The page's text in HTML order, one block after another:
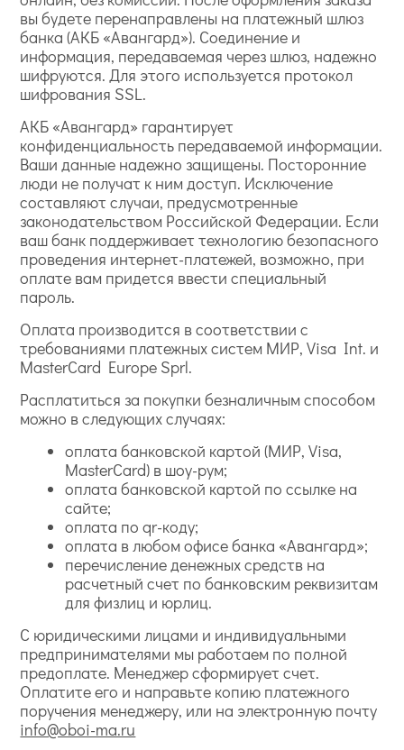
вы будете перенаправлены на платежный шлюз
банка (АКБ «Авангард»). Соединение и
информация, передаваемая через шлюз, надежно
шифруются. Для этого используется протокол
шифрования SSL.
АКБ «Авангард» гарантирует
конфиденциальность передаваемой информации.
Ваши данные надежно защищены. Посторонние
люди не получат к ним доступ. Исключение
составляют случаи, предусмотренные
законодательством Российской Федерации. Если
ваш банк поддерживает технологию безопасного
проведения интернет-платежей, возможно, при
оплате вам придется ввести специальный
пароль.
Оплата производится в соответствии с
требованиями платежных систем МИР, Visa Int. и
MasterCard Europe Sprl.
Расплатиться за покупки безналичным способом
можно в следующих случаях:
оплата банковской картой (МИР, Visa,
MasterCard) в шоу-рум;
оплата банковской картой по ссылке на
сайте;
оплата по qr-коду;
оплата в любом офисе банка «Авангард»;
перечисление денежных средств на
расчетный счет по банковским реквизитам
для физлиц и юрлиц.
С юридическими лицами и индивидуальными
предпринимателями мы работаем по полной
предоплате. Менеджер сформирует счет.
Оплатите его и направьте копию платежного
поручения менеджеру, или на электронную почту
info@oboi-ma.ru